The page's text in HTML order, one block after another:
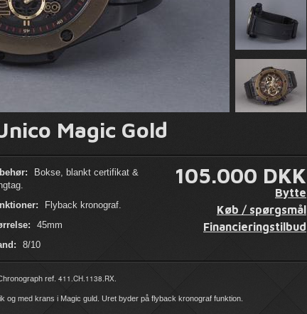
Magic Gold
Bokse, blankt certifikat &
Flyback kronograf.
45mm
8/10
105.000 DKK
Bytte
Køb / spørgsmål
Financieringstilbud
ref. 411.CH.1138.RX.
og med krans i Magic guld. Uret byder på flyback kronograf funktion.